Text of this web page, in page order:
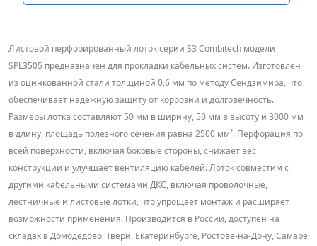
Листовой перфорированный лоток серии S3 Combitech модели
SPL3505 предназначен для прокладки кабельных систем. Изготовлен
из оцинкованной стали толщиной 0,6 мм по методу Сендзимира, что
обеспечивает надежную защиту от коррозии и долговечность.
Размеры лотка составляют 50 мм в ширину, 50 мм в высоту и 3000 мм
в длину, площадь полезного сечения равна 2500 мм². Перфорация по
всей поверхности, включая боковые стороны, снижает вес
конструкции и улучшает вентиляцию кабелей. Лоток совместим с
другими кабельными системами ДКС, включая проволочные,
лестничные и листовые лотки, что упрощает монтаж и расширяет
возможности применения. Производится в России, доступен на
складах в Домодедово, Твери, Екатеринбурге, Ростове-на-Дону, Самаре